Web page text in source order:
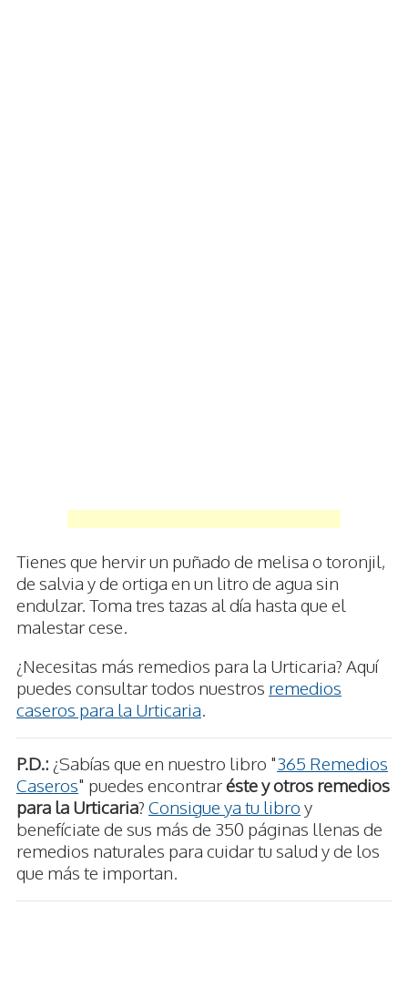
Tienes que hervir un puñado de melisa o toronjil,
de salvia y de ortiga en un litro de agua sin
endulzar. Toma tres tazas al día hasta que el
malestar cese.
¿Necesitas más remedios para la Urticaria? Aquí
puedes consultar todos nuestros remedios
caseros para la Urticaria
P.D.: ¿Sabías que en nuestro libro "365 Remedios
Caseros" puedes encontraréste y otros remedios
para la Urticaria? Consigue ya tu libro y
benefíciate de sus más de 350 páginas llenas de
remedios naturales para cuidar tu salud y de los
que más te importan.